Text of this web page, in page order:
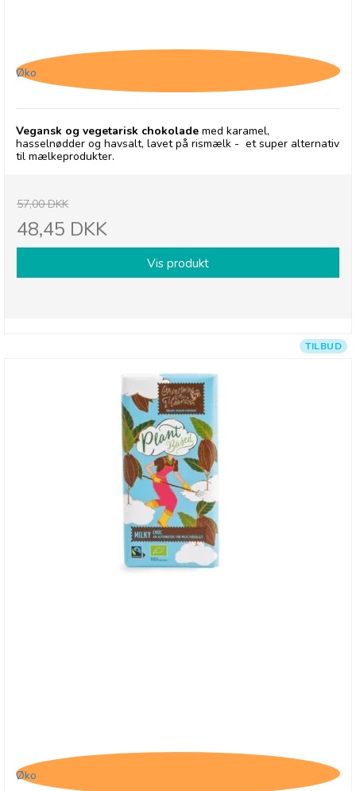
Øko
Vegansk og vegetarisk chokolade med karamel,
hasselnødder og havsalt, lavet på rismælk - et super alternativ
til mælkeprodukter.
57,00 DKK
48,45 DKK
Vis produkt
TILBUD
Øko